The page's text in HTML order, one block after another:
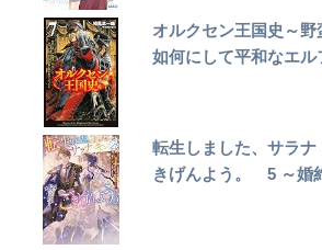
オルクセン王国史～野
如何にして平和なエ
転生しました、サラ
きげんよう。 5 ～婚